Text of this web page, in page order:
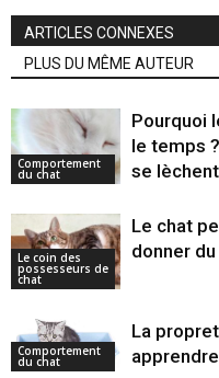
ARTICLES CONNEXES
PLUS DU MÊME AUTEUR
Comportement
du chat
Pourquoi
le temps
se
Le coin des
possesseurs de
chat
Le chat
donner
Comportement
du chat
La